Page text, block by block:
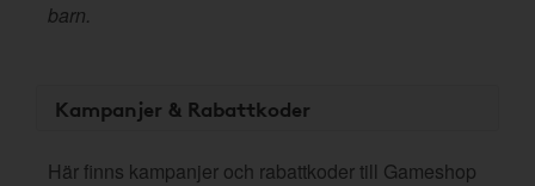
barn.
Kampanjer & Rabattkoder
Här finns kampanjer och rabattkoder till Gameshop